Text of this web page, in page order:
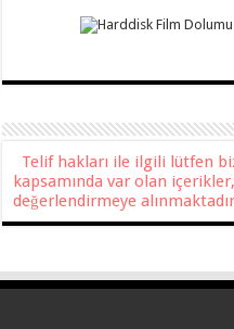
Telif hakları ile ilgili lütfen
kapsamında var olan
değerlendirmeye